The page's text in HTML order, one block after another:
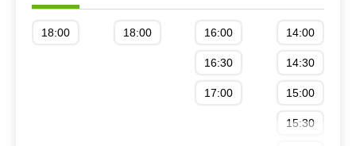
18:00 18:00 16:00
16:30
17:00
14:00
14:30
15:00
15:30